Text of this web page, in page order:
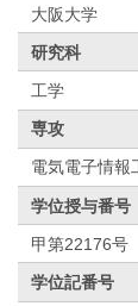
大阪大学
研究科
工学
専攻
電気電子情報
学位授与番号
甲第22176号
学位記番号